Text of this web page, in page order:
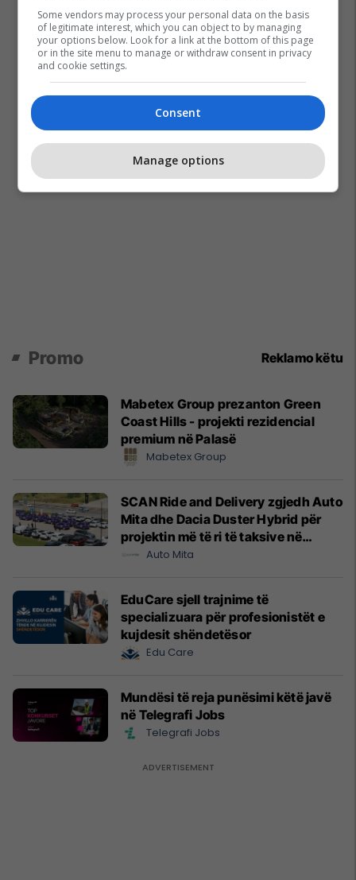
Promo Reklamo këtu
Mabetex Group prezanton Green
Coast Hills - projekti rezidencial
premium në Palasë
Mabetex Group
SCAN Ride and Delivery zgjedh Auto
Mita dhe Dacia Duster Hybrid për
projektin më të ri të taksive në
Prishtinë
Auto Mita
EduCare sjell trajnime të
specializuara për profesionistët e
kujdesit shëndetësor
Edu Care
Mundësi të reja punësimi këtë javë
në Telegrafi Jobs
Telegrafi Jobs
Some vendors may process your personal data on the basis
of legitimate interest, which you can object to by managing
your options below. Look for a link at the bottom of this page
or in the site menu to manage or withdraw consent in privacy
and cookie settings.
Consent
Manage options